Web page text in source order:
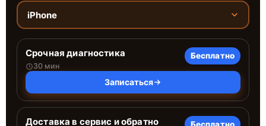
iPhone
Срочная диагностика
30 мин
Бесплатно
Записаться
Доставка в сервис и обратно